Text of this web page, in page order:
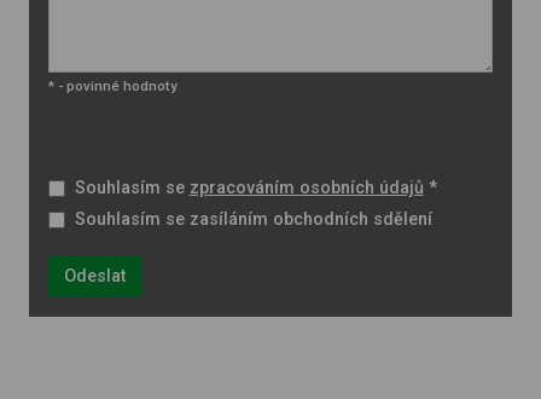
* - povinné hodnoty
Souhlasím se zpracováním osobních údajů *
Souhlasím se zasíláním obchodních sdělení
Odeslat